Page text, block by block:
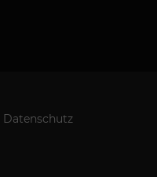
Datenschutz